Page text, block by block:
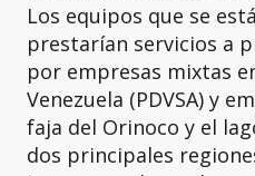
Los equipos que se
prestarían servicios a
por empresas mixtas
Venezuela (PDVSA) y
faja del Orinoco y el
dos principales